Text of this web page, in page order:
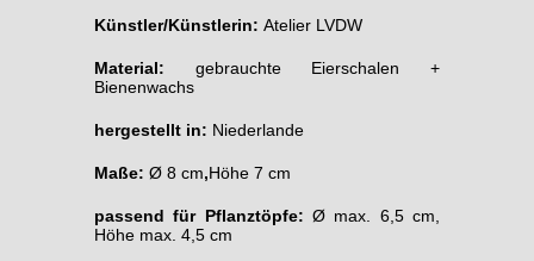
Künstler/Künstlerin: Atelier LVDW
Material: gebrauchte Eierschalen +
Bienenwachs
hergestellt in: Niederlande
Maße: Ø 8 cm,Höhe 7 cm
passend für Pflanztöpfe: Ø max. 6,5 cm,
Höhe max. 4,5 cm